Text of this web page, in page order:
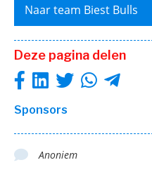
Naar team Biest Bulls
Deze pagina delen
Sponsors
Anoniem